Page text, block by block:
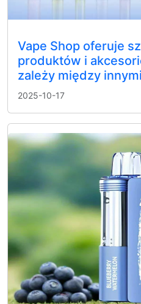
Vape Shop oferuje
produktów i
zależy między
2025-10-17